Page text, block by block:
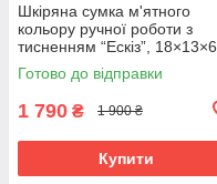
Шкіряна сумка м'ятного
кольору ручної роботи з
тисненням “Ескіз”, 18×13×6
см
Готово до відправки
1 790 ₴ 1 900 ₴
Купити